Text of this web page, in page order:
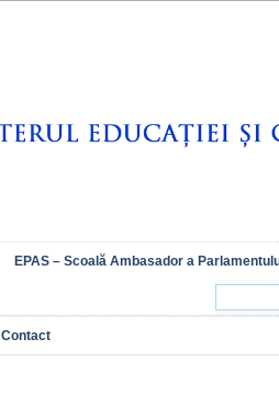
EPAS – Scoală Ambasador a
Contact